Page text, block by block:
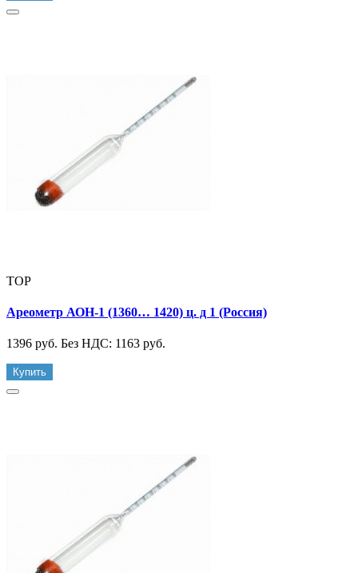
TOP
Ареометр АОН-1 (1360… 1420) ц. д 1 (Россия)
1396 руб. Без НДС: 1163 руб.
Купить